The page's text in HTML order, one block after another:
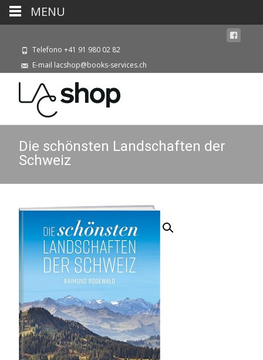
Telefono +41 91 980 02 82
E-mail lacshop@books-services.ch
Die schönsten Landschaften der
Schweiz
MENU